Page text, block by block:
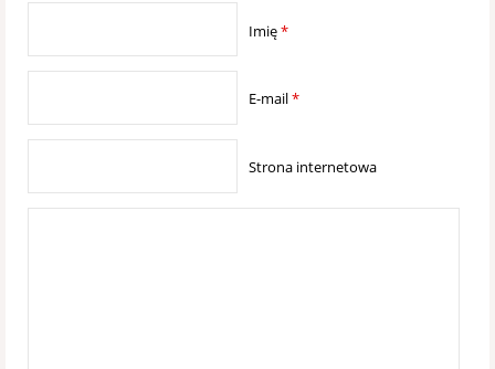
Imię*
E-mail*
Strona internetowa